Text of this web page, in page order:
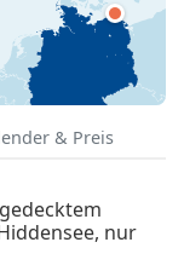
& Preis
nur